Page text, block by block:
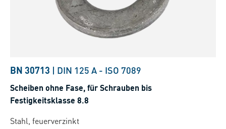
BN 30713 | DIN 125 A - ISO 7089
Scheiben ohne Fase, für Schrauben bis
Festigkeitsklasse 8.8
Stahl, feuerverzinkt